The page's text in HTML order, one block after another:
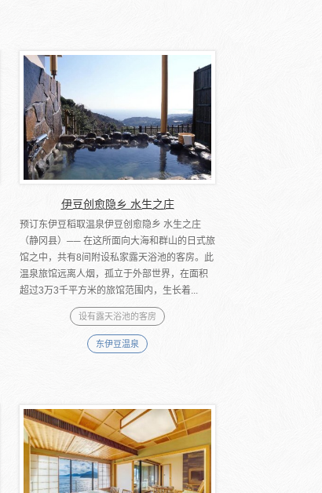
伊豆创愈隐乡 水生之庄
预订东伊豆稻取温泉伊豆创愈隐乡 水生之庄
（静冈县）── 在这所面向大海和群山的日式旅
馆之中，共有8间附设私家露天浴池的客房。此
温泉旅馆远离人烟，孤立于外部世界，在面积
超过3万3千平方米的旅馆范围内，生长着...
设有露天浴池的客房
东伊豆温泉